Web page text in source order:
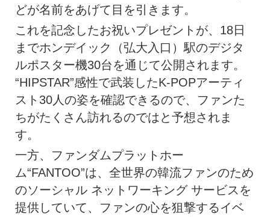
どが名前をあげて目を引きます。
これを記念したお祝いプレゼントが、18日
までホンデイック（弘大入口）駅のデジタ
ルポスター機30台を通じて公開されます。
“HIPSTAR”感性で武装したK-POPアーティ
スト30人の姿を確認できるので、ファンた
ちがたくさん訪れるのではと予想されま
す。
一方、ファンダムプラットホー
ム“FANTOO”は、全世界の韓流ファンのため
のソーシャル ネットワーキング サービスを
提供していて、ファンの心を狙撃するイベ